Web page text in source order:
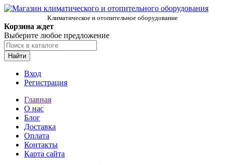
Климатическое и отопительное оборудование
Корзина ждет
Выберите любое предложение
Найти
Вход
Регистрация
Главная
О нас
Блог
Доставка
Оплата
Контакты
Карта сайта